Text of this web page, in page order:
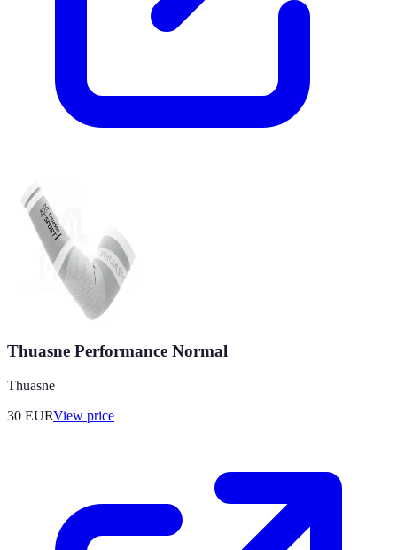
Thuasne Performance Normal
Thuasne
30 EURView price